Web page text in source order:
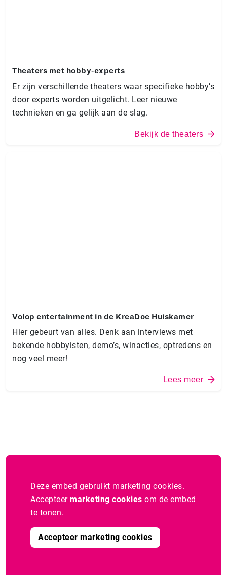
Theaters met hobby-experts
Er zijn verschillende theaters waar specifieke hobby’s
door experts worden uitgelicht. Leer nieuwe
technieken en ga gelijk aan de slag.
Bekijk de theaters
Volop entertainment in de KreaDoe Huiskamer
Hier gebeurt van alles. Denk aan interviews met
bekende hobbyisten, demo’s, winacties, optredens en
nog veel meer!
Lees meer
Deze embed gebruikt marketing cookies.
Accepteer marketing cookies om de embed
te tonen.
Accepteer marketing cookies